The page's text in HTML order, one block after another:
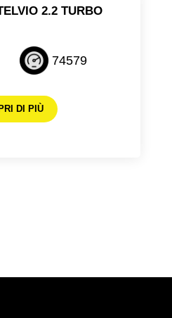
2.2 TURBO
74579
DI PIÙ